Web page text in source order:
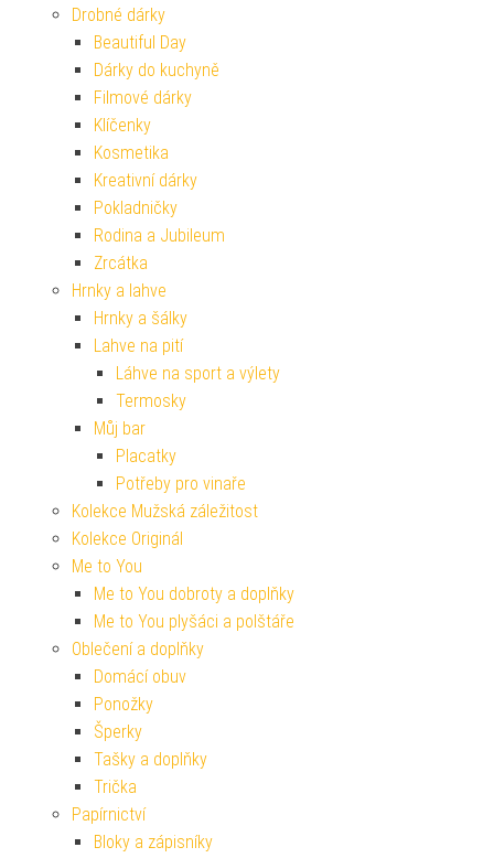
Drobné dárky
Beautiful Day
Dárky do kuchyně
Filmové dárky
Klíčenky
Kosmetika
Kreativní dárky
Pokladničky
Rodina a Jubileum
Zrcátka
Hrnky a lahve
Hrnky a šálky
Lahve na pití
Láhve na sport a výlety
Termosky
Můj bar
Placatky
Potřeby pro vinaře
Kolekce Mužská záležitost
Kolekce Originál
Me to You
Me to You dobroty a doplňky
Me to You plyšáci a polštáře
Oblečení a doplňky
Domácí obuv
Ponožky
Šperky
Tašky a doplňky
Trička
Papírnictví
Bloky a zápisníky